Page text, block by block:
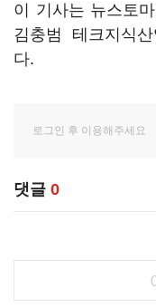
이 기사는 뉴스토
김충범 테크지식
다.
댓글 0